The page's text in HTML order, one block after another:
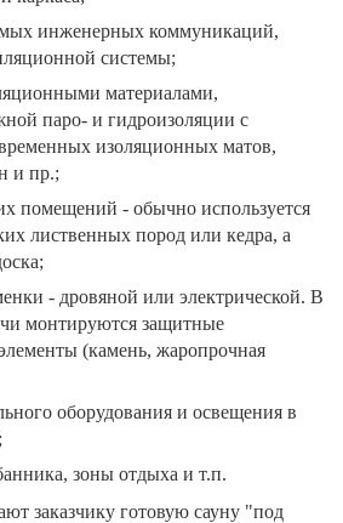
инженерных коммуникаций,
системы;
материалами,
паро- и гидроизоляции с
изоляционных матов,
и пр.;
помещений - обычно используется
лиственных пород или кедра, а
- дровяной или электрической. В
монтируются защитные
(камень, жаропрочная
оборудования и освещения в
зоны отдыха и т.п.
заказчику готовую сауну "под